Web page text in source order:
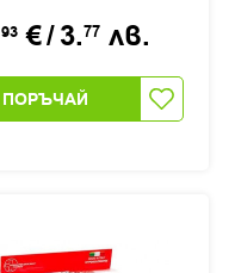
93 €/3.77 лв.
ПОРЪЧАЙ